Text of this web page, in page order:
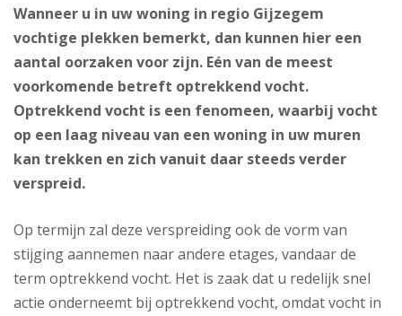
Wanneer u in uw woning in regio Gijzegem
vochtige plekken bemerkt, dan kunnen hier een
aantal oorzaken voor zijn. Eén van de meest
voorkomende betreft optrekkend vocht.
Optrekkend vocht is een fenomeen, waarbij vocht
op een laag niveau van een woning in uw muren
kan trekken en zich vanuit daar steeds verder
verspreid.
Op termijn zal deze verspreiding ook de vorm van
stijging aannemen naar andere etages, vandaar de
term optrekkend vocht. Het is zaak dat u redelijk snel
actie onderneemt bij optrekkend vocht, omdat vocht in